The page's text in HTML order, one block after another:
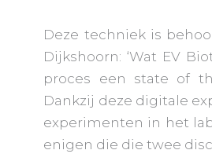
Deze techniek is
Dijkshoorn: ‘Wat EV
proces een state of
Dankzij deze digitale
experimenten in het
enigen die die twee